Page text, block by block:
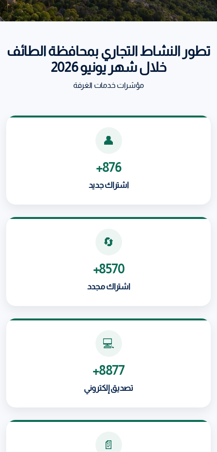
تطور النشاط التجاري بمحافظة الطائف
خلال شهر يونيو 2026
مؤشرات خدمات الغرفة
👤
876+
اشتراك جديد
🔄
8570+
اشتراك مجدد
💻
8877+
تصديق إلكتروني
📄